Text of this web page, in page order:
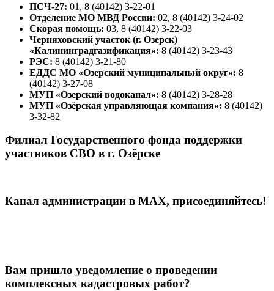
ПСЧ-27: 01, 8 (40142) 3-22-01
Отделение МО МВД России: 02, 8 (40142) 3-24-02
Скорая помощь: 03, 8 (40142) 3-22-03
Черняховский участок (г. Озерск)
«Калининградгазификация»: 8 (40142) 3-23-43
РЭС: 8 (40142) 3-21-80
ЕДДС МО «Озерский муниципальный округ»: 8
(40142) 3-27-08
МУП «Озерский водоканал»: 8 (40142) 3-28-28
МУП «Озёрская управляющая компания»: 8 (40142)
3-32-82
Филиал Государственного фонда поддержки
участников СВО в г. Озёрске
Канал администрации в МАХ, присоединяйтесь!
Вам пришло уведомление о проведении
комплексных кадастровых работ?